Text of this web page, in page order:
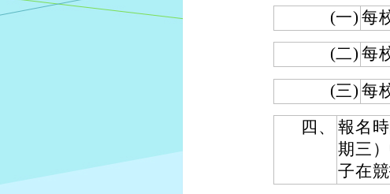
(一) 每
(二) 每
(三) 每
四、
報名
期三
子在